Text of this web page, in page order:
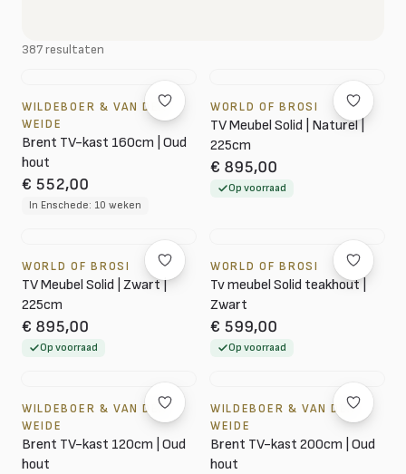
387 resultaten
WILDEBOER & VAN DER
WEIDE
Brent TV-kast 160cm | Oud
hout
€ 552,00
In Enschede: 10 weken
WORLD OF BROSI
TV Meubel Solid | Naturel |
225cm
€ 895,00
Op voorraad
WORLD OF BROSI
TV Meubel Solid | Zwart |
225cm
€ 895,00
Op voorraad
WORLD OF BROSI
Tv meubel Solid teakhout |
Zwart
€ 599,00
Op voorraad
WILDEBOER & VAN DER
WEIDE
Brent TV-kast 120cm | Oud
hout
WILDEBOER & VAN DER
WEIDE
Brent TV-kast 200cm | Oud
hout